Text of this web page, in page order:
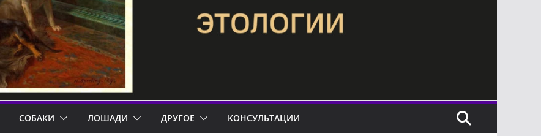
СОБАКИ ЛОШАДИ ДРУГОЕ КОНСУЛЬТАЦИИ